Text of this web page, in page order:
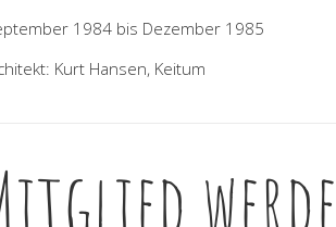
1984 bis Dezember 1985
Kurt Hansen, Keitum